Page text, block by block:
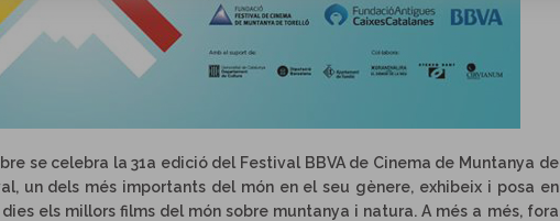
se celebra la 31a edició del Festival BBVA de Cinema de Muntanya de
un dels més importants del món en el seu gènere, exhibeix i posa en
els millors films del món sobre muntanya i natura. A més a més, fora